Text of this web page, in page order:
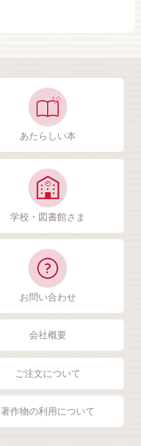
あたらしい本
学校・図書館さま
お問い合わせ
会社概要
ご注文について
著作物の利用について